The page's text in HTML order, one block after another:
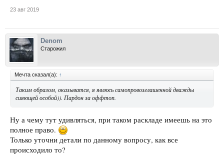
23 авг 2019
Denom
Старожил
Мечта сказал(а): ↑
Таким образом, оказыватся, я явлюсь самопровозглашенной дважды
сияющей особой)). Пардон за оффтоп.
Ну а чему тут удивляться, при таком раскладе имеешь на это
полное право.
Только уточни детали по данному вопросу, как все
происходило то?